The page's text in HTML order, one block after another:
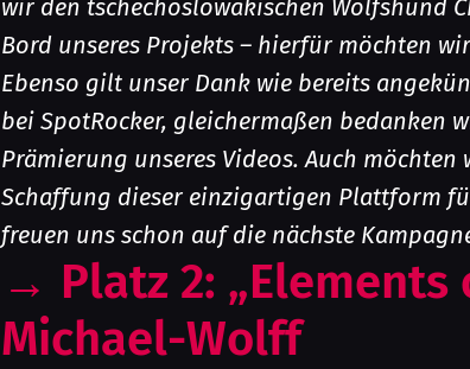
wir den tschechoslowakischen Wolfshund
Bord unseres Projekts – hierfür möchten
Ebenso gilt unser Dank wie bereits
bei SpotRocker, gleichermaßen bedanken
Prämierung unseres Videos. Auch
Schaffung dieser einzigartigen Plattform
freuen uns schon auf die nächste
→ Platz 2:
Michael-Wolff